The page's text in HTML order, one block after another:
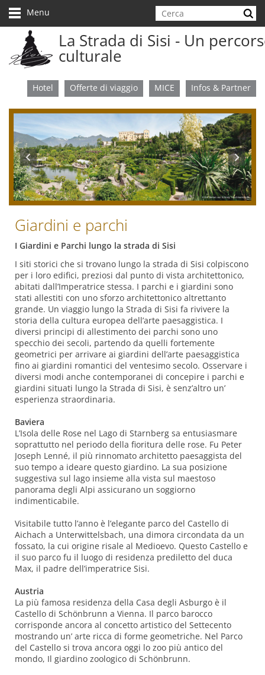
Menu
navigazione
La Strada di Sisi - Un
culturale
Hotel Offerte di viaggio MICE Infos & Partner
Giardini e parchi
I Giardini e Parchi lungo la strada di Sisi
I siti storici che si trovano lungo la strada di Sisi colpiscono
per i loro edifici, preziosi dal punto di vista architettonico,
abitati dall’Imperatrice stessa. I parchi e i giardini sono
stati allestiti con uno sforzo architettonico altrettanto
grande. Un viaggio lungo la Strada di Sisi fa rivivere la
storia della cultura europea dell’arte paesaggistica. I
diversi principi di allestimento dei parchi sono uno
specchio dei secoli, partendo da quelli fortemente
geometrici per arrivare ai giardini dell’arte paesaggistica
fino ai giardini romantici del ventesimo secolo. Osservare i
diversi modi anche contemporanei di concepire i parchi e
giardini situati lungo la Strada di Sisi, è senz’altro un’
esperienza straordinaria.
Baviera
L’Isola delle Rose nel Lago di Starnberg sa entusiasmare
soprattutto nel periodo della fioritura delle rose. Fu Peter
Joseph Lenné, il più rinnomato architetto paesaggista del
suo tempo a ideare questo giardino. La sua posizione
suggestiva sul lago insieme alla vista sul maestoso
panorama degli Alpi assicurano un soggiorno
indimenticabile.
Visitabile tutto l’anno è l’elegante parco del Castello di
Aichach a Unterwittelsbach, una dimora circondata da un
fossato, la cui origine risale al Medioevo. Questo Castello e
il suo parco fu il luogo di residenza prediletto del duca
Max, il padre dell’imperatrice Sisi.
Austria
La più famosa residenza della Casa degli Asburgo è il
Castello di Schönbrunn a Vienna. Il parco barocco
corrisponde ancora al concetto artistico del Settecento
mostrando un’ arte ricca di forme geometriche. Nel Parco
del Castello si trova ancora oggi lo zoo più antico del
mondo, Il giardino zoologico di Schönbrunn.